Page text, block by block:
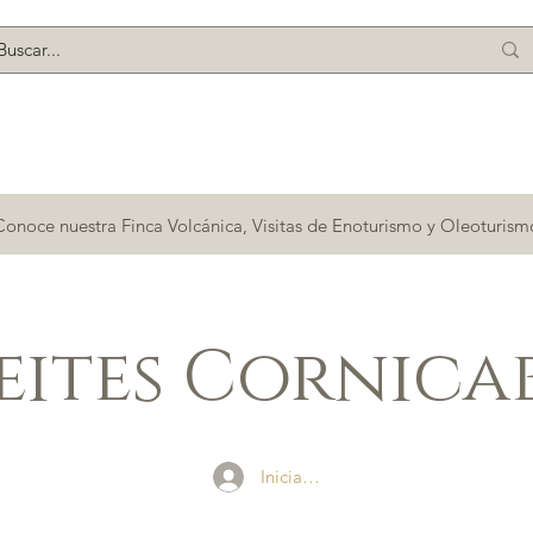
nuestra Finca Volcánica, Visitas de Enoturismo y
Iniciar sesión